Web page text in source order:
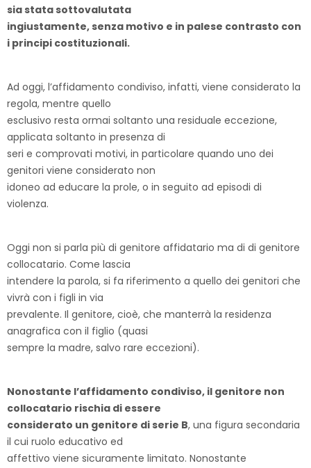
sia stata sottovalutata
ingiustamente, senza motivo e in palese contrasto con
i principi costituzionali.
Ad oggi, l’affidamento condiviso, infatti, viene considerato la
regola, mentre quello
esclusivo resta ormai soltanto una residuale eccezione,
applicata soltanto in presenza di
seri e comprovati motivi, in particolare quando uno dei
genitori viene considerato non
idoneo ad educare la prole, o in seguito ad episodi di
violenza.
Oggi non si parla più di genitore affidatario ma di di genitore
collocatario. Come lascia
intendere la parola, si fa riferimento a quello dei genitori che
vivrà con i figli in via
prevalente. Il genitore, cioè, che manterrà la residenza
anagrafica con il figlio (quasi
sempre la madre, salvo rare eccezioni).
Nonostante l’affidamento condiviso, il genitore non
collocatario rischia di essere
considerato un genitore di serie B, una figura secondaria
il cui ruolo educativo ed
affettivo viene sicuramente limitato. Nonostante